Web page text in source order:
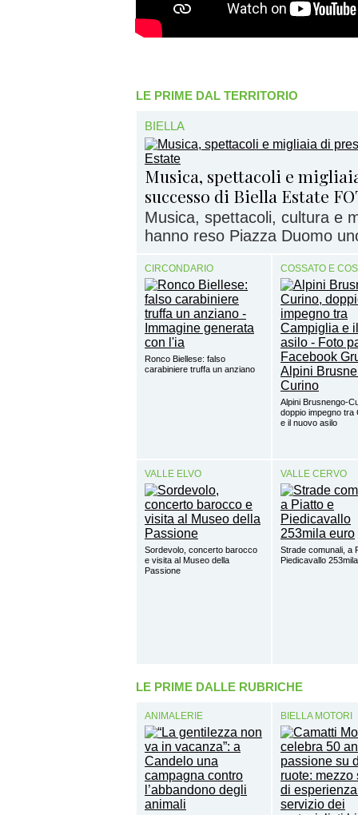
LE PRIME DAL TERRITORIO
BIELLA
Musica, spettacoli e
successo di Biella Estate
Musica, spettacoli, cultura e
hanno reso Piazza Duomo
CIRCONDARIO
Ronco Biellese: falso
carabiniere truffa un anziano
COSSATO E
Alpini Brusnengo-
doppio impegno tra
e il nuovo asilo
VALLE ELVO
Sordevolo, concerto barocco
e visita al Museo della
Passione
VALLE CERVO
Strade comunali, a
Piedicavallo
LE PRIME DALLE RUBRICHE
ANIMALERIE BIELLA MOTORI